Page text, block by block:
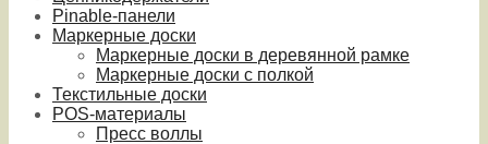
Pinable-панели
Маркерные доски
Маркерные доски в деревянной рамке
Маркерные доски с полкой
Текстильные доски
POS-материалы
Пресс воллы